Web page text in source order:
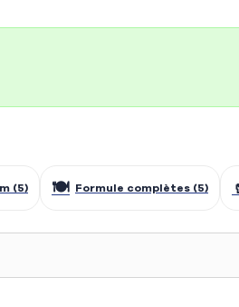
(5) 🍽️ Formule complètes (5)